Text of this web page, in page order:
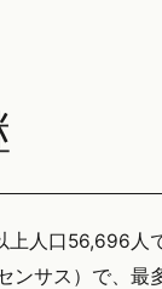
人口56,696人
サス）で、最